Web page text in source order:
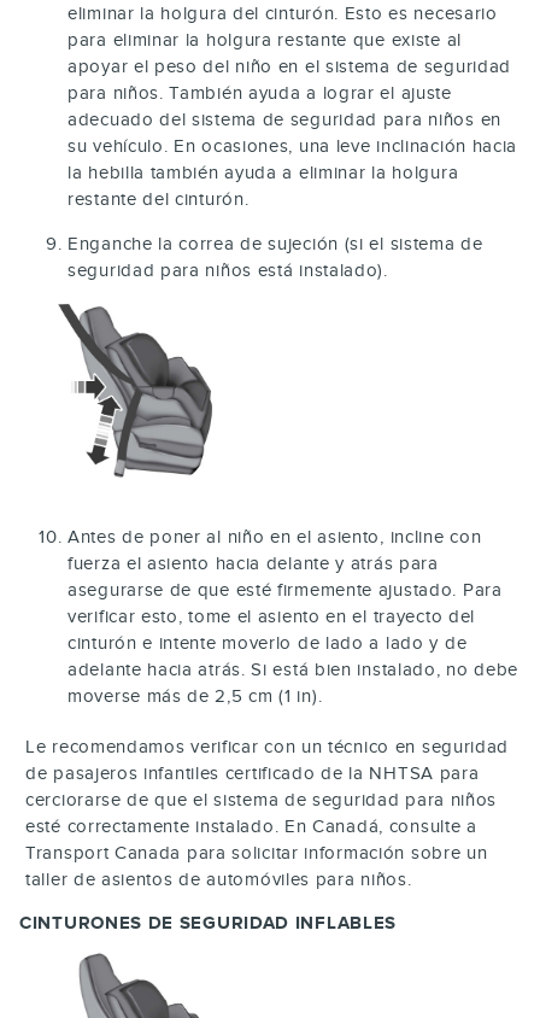
eliminar la holgura del cinturón. Esto es necesario
para eliminar la holgura restante que existe al
apoyar el peso del niño en el sistema de seguridad
para niños. También ayuda a lograr el ajuste
adecuado del sistema de seguridad para niños en
su vehículo. En ocasiones, una leve inclinación hacia
la hebilla también ayuda a eliminar la holgura
restante del cinturón.
Enganche la correa de sujeción (si el sistema de
seguridad para niños está instalado).
Antes de poner al niño en el asiento, incline con
fuerza el asiento hacia delante y atrás para
asegurarse de que esté firmemente ajustado. Para
verificar esto, tome el asiento en el trayecto del
cinturón e intente moverlo de lado a lado y de
adelante hacia atrás. Si está bien instalado, no debe
moverse más de 2,5 cm (1 in).
Le recomendamos verificar con un técnico en seguridad
de pasajeros infantiles certificado de la NHTSA para
cerciorarse de que el sistema de seguridad para niños
esté correctamente instalado. En Canadá, consulte a
Transport Canada para solicitar información sobre un
taller de asientos de automóviles para niños.
CINTURONES DE SEGURIDAD INFLABLES